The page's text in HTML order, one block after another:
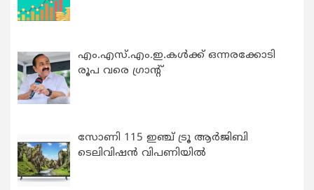
എം.എസ്.എം.ഇ.കൾക്ക് ഒന്നരക്കോടി
രൂപ വരെ ഗ്രാന്റ്
സോണി 115 ഇഞ്ച് ട്രൂ ആർജിബി
ടെലിവിഷൻ വിപണിയിൽ